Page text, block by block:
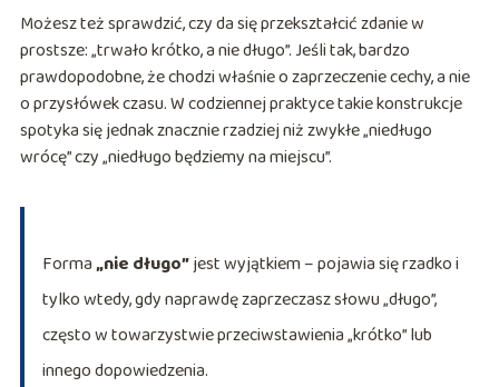
Możesz też sprawdzić, czy da się przekształcić zdanie w
prostsze: „trwało krótko, a nie długo”. Jeśli tak, bardzo
prawdopodobne, że chodzi właśnie o zaprzeczenie cechy, a nie
o przysłówek czasu. W codziennej praktyce takie konstrukcje
spotyka się jednak znacznie rzadziej niż zwykłe „niedługo
wrócę” czy „niedługo będziemy na miejscu”.
Forma„nie długo”jest wyjątkiem – pojawia się rzadko i
tylko wtedy, gdy naprawdę zaprzeczasz słowu „długo”,
często w towarzystwie przeciwstawienia „krótko” lub
innego dopowiedzenia.